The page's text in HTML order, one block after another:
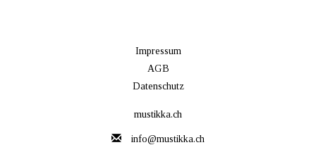
Impressum
AGB
Datenschutz
mustikka.ch
info@mustikka.ch